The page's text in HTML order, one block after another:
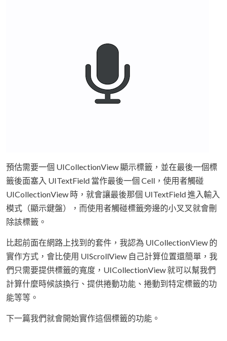
預估需要一個 UICollectionView 顯示標籤，並在最後一個標
籤後面塞入 UITextField 當作最後一個 Cell，使用者觸碰
UICollectionView 時，就會讓最後那個 UITextField 進入輸入
模式（顯示鍵盤），而使用者觸碰標籤旁邊的小叉叉就會刪
除該標籤。
比起前面在網路上找到的套件，我認為 UICollectionView 的
實作方式，會比使用 UIScrollView 自己計算位置還簡單，我
們只需要提供標籤的寬度，UICollectionView 就可以幫我們
計算什麼時候該換行、提供捲動功能、捲動到特定標籤的功
能等等。
下一篇我們就會開始實作這個標籤的功能。